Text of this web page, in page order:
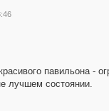
павильона -
лучшем состоянии.